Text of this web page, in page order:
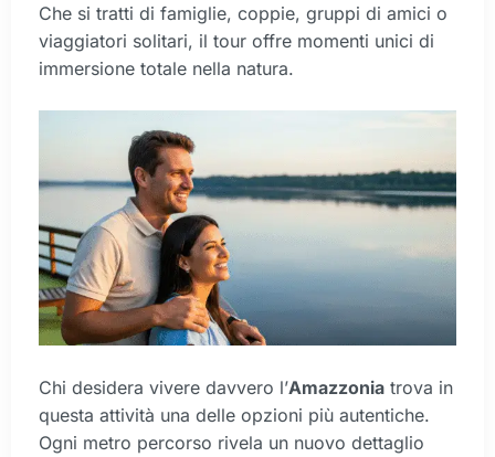
Che si tratti di famiglie, coppie, gruppi di amici o
viaggiatori solitari, il tour offre momenti unici di
immersione totale nella natura.
Chi desidera vivere davvero l’Amazzonia trova in
questa attività una delle opzioni più autentiche.
Ogni metro percorso rivela un nuovo dettaglio